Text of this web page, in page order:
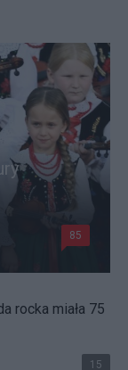
85
rocka miała 75
15